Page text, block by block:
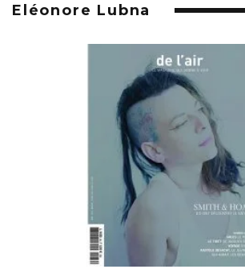
Eléonore Lubna